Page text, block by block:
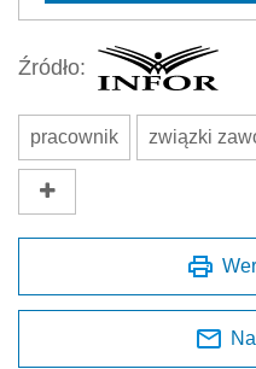
Źródło:
pracownik związki